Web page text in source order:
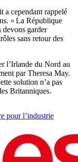
a cependant rappelé
« La République
devons garder
sans retour des
l’Irlande du Nord au
par Theresa May.
solution n’a pas
Britanniques.
pour l’industrie